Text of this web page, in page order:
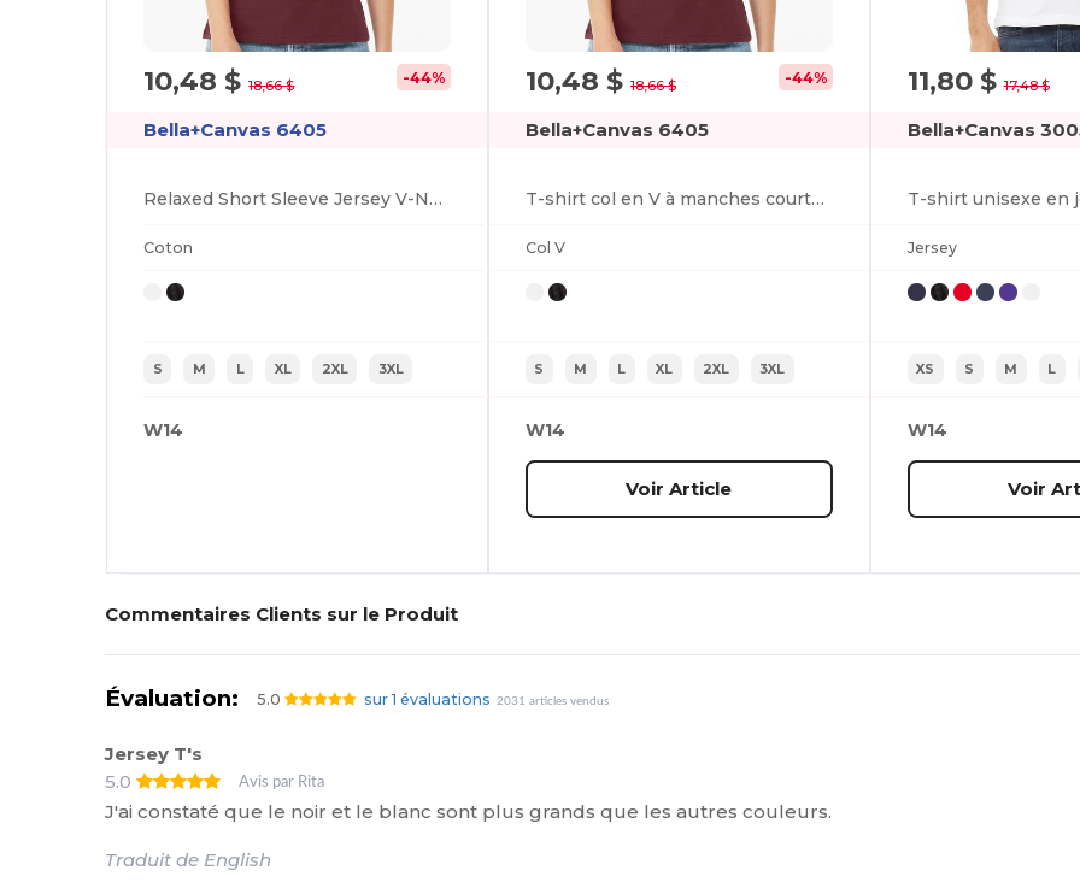
10,48 $18,66 $ -44%
Bella+Canvas 6405
Relaxed Short Sleeve Jersey V-Neck T-Shirt
Coton
S M L XL 2XL 3XL
W14
10,48 $ 18,66 $ -44%
Bella+Canvas 6405
T-shirt col en V à manches courtes Missy Jersey
Col V
S M L XL 2XL 3XL
W14
Voir Article
11,80 $17,48 $
Bella+Canvas
Jersey
XS S M L
W14
Voir
Commentaires Clients sur le Produit
Évaluation: 5.0 sur 1 évaluations 2031 articles vendus
Jersey T's
5.0
Avis par Rita
J'ai constaté que le noir et le blanc sont plus grands que les autres couleurs.
Traduit de English